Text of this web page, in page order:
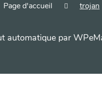
Page d'accueil trojan
automatique par